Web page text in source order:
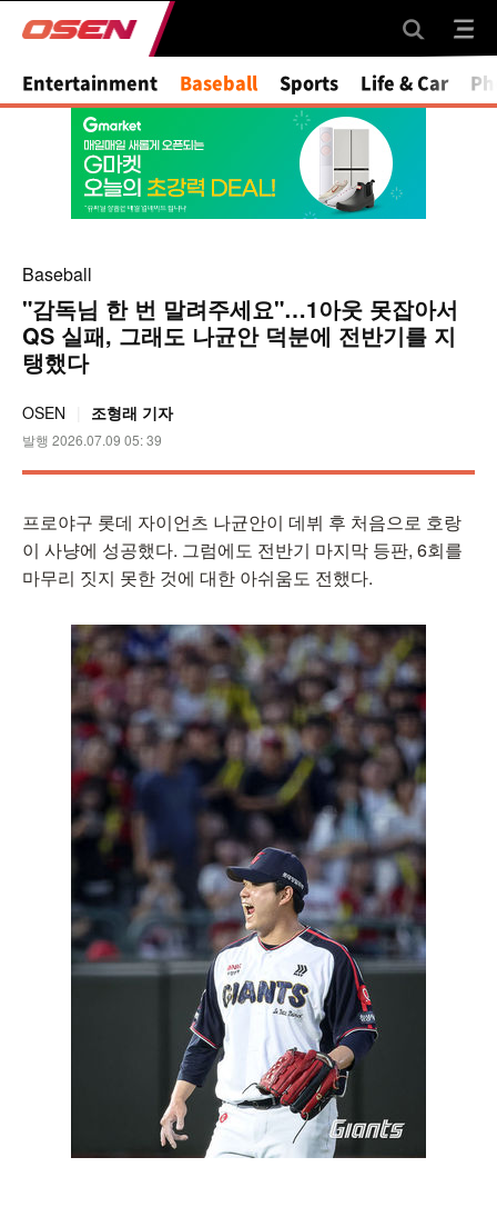
Mute
Entertainment Baseball Sports Life & Car
Baseball
"감독님 한 번 말려주세요"…1아웃 못잡아서
QS 실패, 그래도 나균안 덕분에 전반기를 지
탱했다
OSEN 조형래 기자
발행 2026.07.09 05: 39
프로야구 롯데 자이언츠 나균안이 데뷔 후 처음으로 호랑
이 사냥에 성공했다. 그럼에도 전반기 마지막 등판, 6회를
마무리 짓지 못한 것에 대한 아쉬움도 전했다.